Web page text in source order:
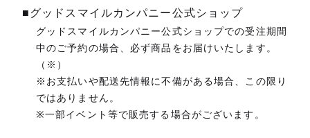
■グッドスマイルカンパニー公式ショップ
グッドスマイルカンパニー公式ショップでの受注期間
中のご予約の場合、必ず商品をお届けいたします。
（※）
※お支払いや配送先情報に不備がある場合、この限り
ではありません。
※一部イベント等で販売する場合がございます。